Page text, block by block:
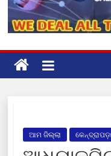
ଆମ ଜିଲ୍ଲା